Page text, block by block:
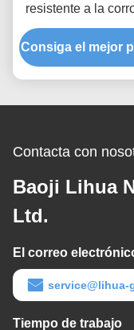
resistente a la
de grado 2
aplicaciones
intercambiadores
Consiga el mejor
Contacta con
Baoji Lihua
Ltd.
El correo
service@lihua-
Tiempo de trabajo